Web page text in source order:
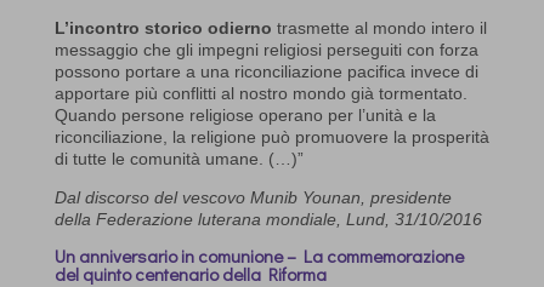
L’incontro storico odierno trasmette al mondo intero il
messaggio che gli impegni religiosi perseguiti con forza
possono portare a una riconciliazione pacifica invece di
apportare più conflitti al nostro mondo già tormentato.
Quando persone religiose operano per l’unità e la
riconciliazione, la religione può promuovere la prosperità
di tutte le comunità umane. (…)”
Dal discorso del vescovo Munib Younan, presidente
della Federazione luterana mondiale, Lund, 31/10/2016
Un anniversario in comunione – La commemorazione
del quinto centenario della Riforma